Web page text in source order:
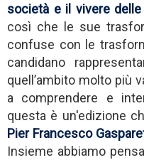
società e il vivere
così che le sue
confuse con le
candidano
quell’ambito molto più
a comprendere e
questa è un'edizione
Pier Francesco
Insieme abbiamo